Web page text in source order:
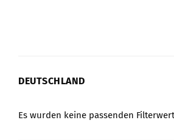
DEUTSCHLAND
DEUTSCHLAND
Es wurden keine passenden